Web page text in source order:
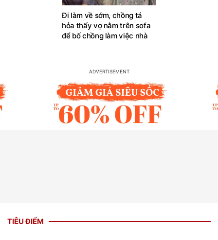
Đi làm về sớm, chồng tá
hỏa thấy vợ nằm trên sofa
để bố chồng làm việc nhà
TIÊU ĐIỂM